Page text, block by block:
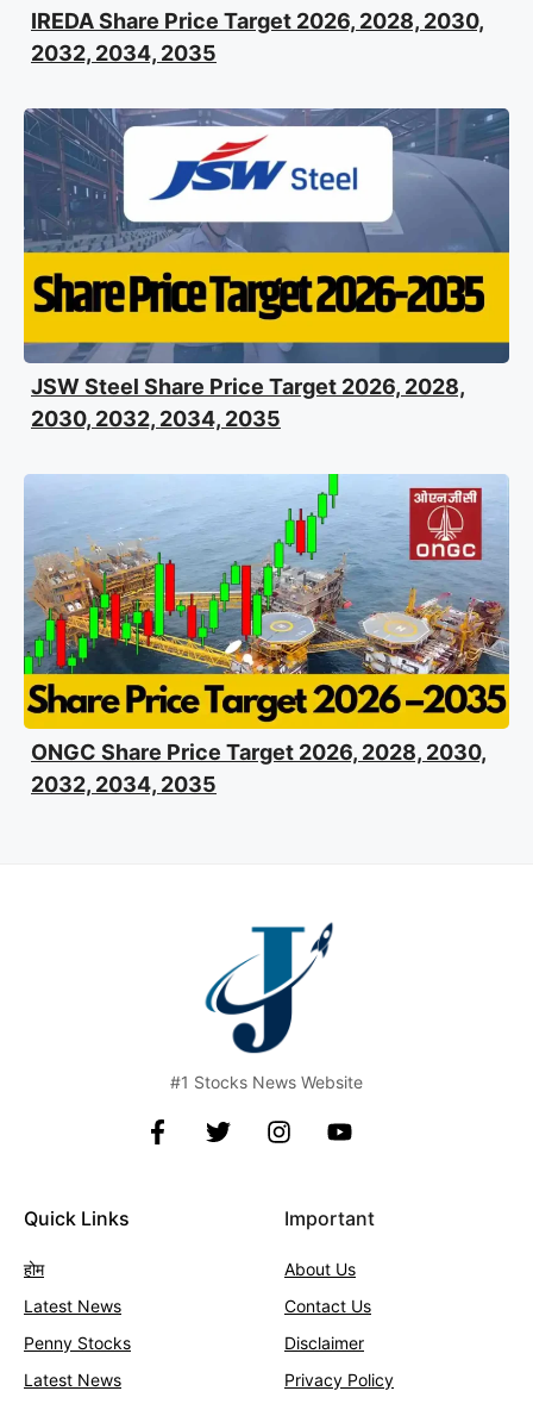
IREDA Share Price Target 2026, 2028, 2030,
2032, 2034, 2035
JSW Steel Share Price Target 2026, 2028,
2030, 2032, 2034, 2035
ONGC Share Price Target 2026, 2028, 2030,
2032, 2034, 2035
#1 Stocks News Website
Quick Links
होम
Latest News
Penny Stocks
Latest News
Important
About Us
Contact Us
Disclaimer
Privacy Policy